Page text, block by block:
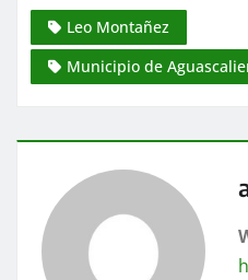
Leo Montañez
Municipio de